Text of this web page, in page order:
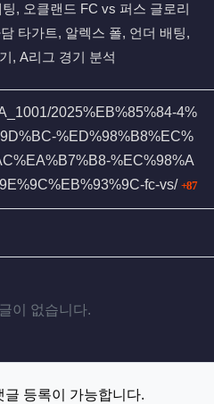
, 오클랜드 FC vs 퍼스 글로리
타가트, 알렉스 폴, 언더 배팅,
, A리그 경기 분석
2025%EB%85%84-4%
%ED%98%B8%EC%
%EC%98%A
fc-vs/
87회
이 없습니다.
글 등록이 가능합니다.